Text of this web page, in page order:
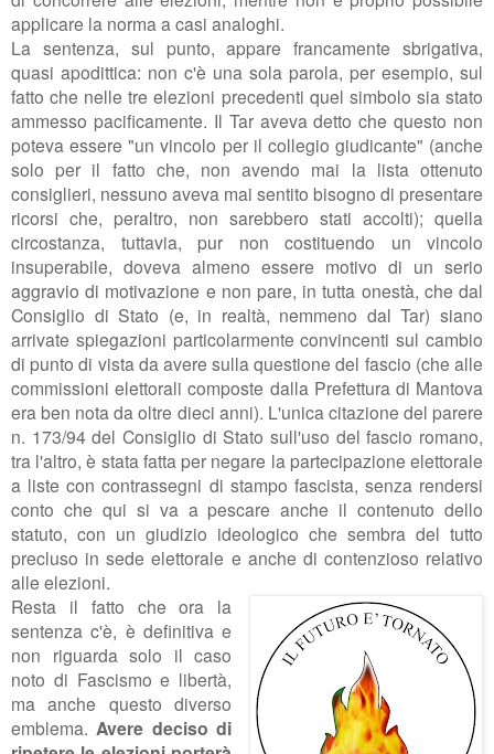
applicare la norma a casi analoghi.
La sentenza, sul punto, appare francamente sbrigativa,
quasi apodittica: non c'è una sola parola, per esempio, sul
fatto che nelle tre elezioni precedenti quel simbolo sia stato
ammesso pacificamente. Il Tar aveva detto che questo non
poteva essere "un vincolo per il collegio giudicante" (anche
solo per il fatto che, non avendo mai la lista ottenuto
consiglieri, nessuno aveva mai sentito bisogno di presentare
ricorsi che, peraltro, non sarebbero stati accolti); quella
circostanza, tuttavia, pur non costituendo un vincolo
insuperabile, doveva almeno essere motivo di un serio
aggravio di motivazione e non pare, in tutta onestà, che dal
Consiglio di Stato (e, in realtà, nemmeno dal Tar) siano
arrivate spiegazioni particolarmente convincenti sul cambio
di punto di vista da avere sulla questione del fascio (che alle
commissioni elettorali composte dalla Prefettura di Mantova
era ben nota da oltre dieci anni). L'unica citazione del parere
n. 173/94 del Consiglio di Stato sull'uso del fascio romano,
tra l'altro, è stata fatta per negare la partecipazione elettorale
a liste con contrassegni di stampo fascista, senza rendersi
conto che qui si va a pescare anche il contenuto dello
statuto, con un giudizio ideologico che sembra del tutto
precluso in sede elettorale e anche di contenzioso relativo
alle elezioni.
Resta il fatto che ora la
sentenza c'è, è definitiva e
non riguarda solo il caso
noto di Fascismo e libertà,
ma anche questo diverso
emblema. Avere deciso di